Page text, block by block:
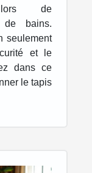
lors de
de bains.
seulement
et le
dans ce
le tapis